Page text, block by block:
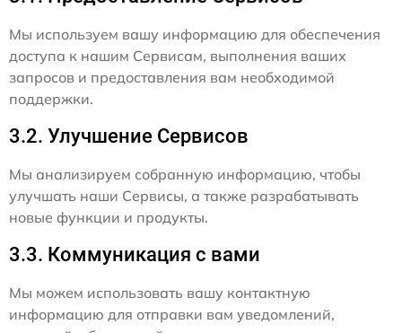
Мы используем вашу информацию для обеспечения
доступа к нашим Сервисам, выполнения ваших
запросов и предоставления вам необходимой
поддержки.
3.2. Улучшение Сервисов
Мы анализируем собранную информацию, чтобы
улучшать наши Сервисы, а также разрабатывать
новые функции и продукты.
3.3. Коммуникация с вами
Мы можем использовать вашу контактную
информацию для отправки вам уведомлений,